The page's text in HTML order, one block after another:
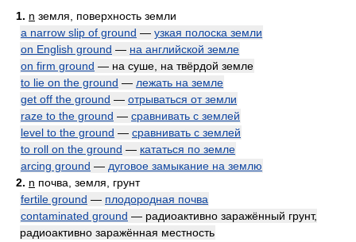
1. n земля, поверхность земли
a narrow slip of ground — узкая полоска земли
on English ground — на английской земле
on firm ground — на суше, на твёрдой земле
to lie on the ground — лежать на земле
get off the ground — отрываться от земли
raze to the ground — сравнивать с землей
level to the ground — сравнивать с землей
to roll on the ground — кататься по земле
arcing ground — дуговое замыкание на землю
2. n почва, земля, грунт
fertile ground — плодородная почва
contaminated ground — радиоактивно заражённый грунт,
радиоактивно заражённая местность